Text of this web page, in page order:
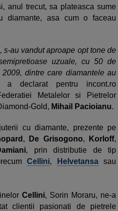
anul trecut, sa plateasca sume
diamante, asa cum o faceau
s-au vandut aproape opt tone de
uzuale, cu 50 de
dintre care diamantele au
a declarat pentru incont.ro
Metalelor si Pietrelor
Gold, Mihail Pacioianu.
cu diamante, prezente pe
, De Grisogono, Korloff,
, prin distributie de tip
Cellini, Helvetansasau
Cellini, Sorin Moraru, ne-a
clientii pasionati de pietrele